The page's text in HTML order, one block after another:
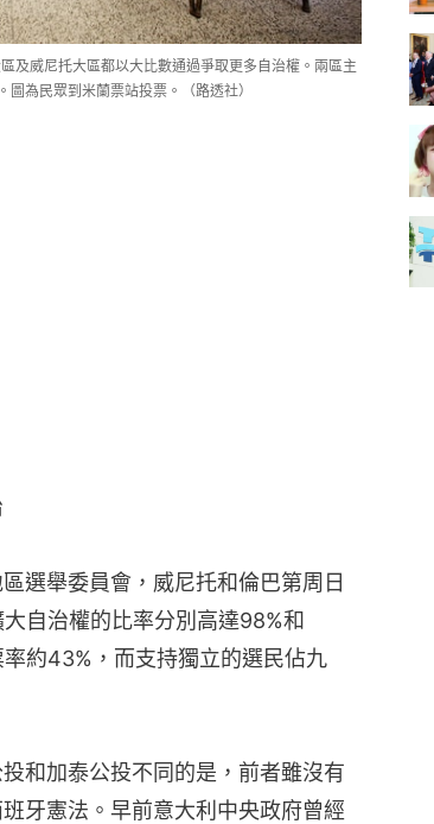
及威尼托大區都以大比數通過爭取更多自治權。兩區主
為民眾到米蘭票站投票。（路透社）
選舉委員會，威尼托和倫巴第周日
自治權的比率分別高達98%和
約43%，而支持獨立的選民佔九
和加泰公投不同的是，前者雖沒有
牙憲法。早前意大利中央政府曾經